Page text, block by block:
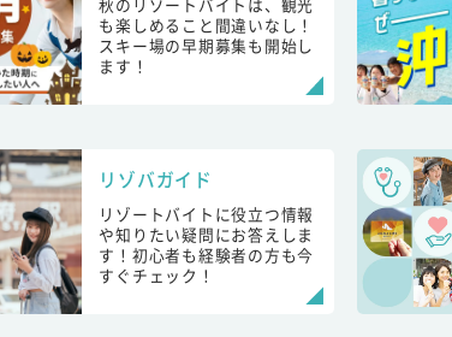
も楽しめること間違いなし！
スキー場の早期募集も開始し
ます！
リゾバガイド
リゾートバイトに役立つ情報
や知りたい疑問にお答えしま
す！初心者も経験者の方も今
すぐチェック！